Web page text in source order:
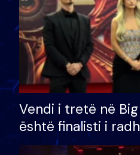
Vendi i tretë në
është finalisti i